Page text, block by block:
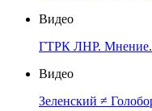
Видео
ГТРК ЛНР. Мнение.
Видео
Зеленский ≠